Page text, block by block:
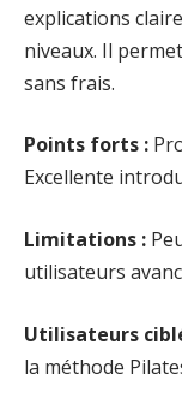
explications
niveaux. Il
sans frais.
Points forts :
Excellente
Limitations :
utilisateurs
Utilisateurs
la méthode